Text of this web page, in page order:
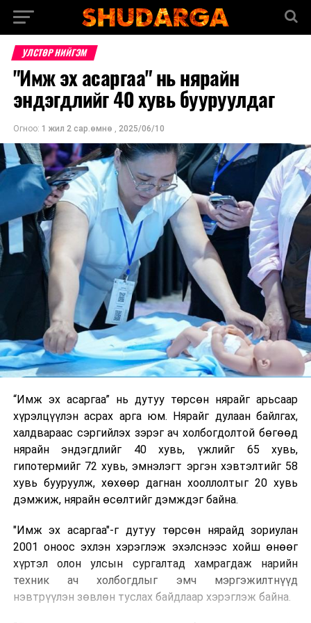
УЛСТӨР НИЙГЭМ
"Имж эх асаргаа" нь нярайн
эндэгдлийг 40 хувь бууруулдаг
Огноо: 1 жил 2 сар.өмнө , 2025/06/10
“Имж эх асаргаа” нь дутуу төрсөн нярайг арьсаар
хүрэлцүүлэн асрах арга юм. Нярайг дулаан байлгах,
халдвараас сэргийлэх зэрэг ач холбогдолтой бөгөөд
нярайн эндэгдлийг 40 хувь, үжлийг 65 хувь,
гипотермийг 72 хувь, эмнэлэгт эргэн хэвтэлтийг 58
хувь бууруулж, хөхөөр дагнан хооллолтыг 20 хувь
дэмжиж, нярайн өсөлтийг дэмждэг байна.
"Имж эх асаргаа"-г дутуу төрсөн нярайд зориулан
2001 оноос эхлэн хэрэглэж эхэлснээс хойш өнөөг
хүртэл олон улсын сургалтад хамрагдаж нарийн
техник ач холбогдлыг эмч мэргэжилтнүүд
нэвтрүүлэн зөвлөн туслах байдлаар хэрэглэж байна.